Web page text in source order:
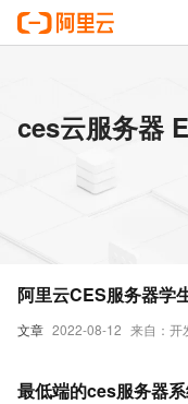
ces云服务器
文章 2022-08-12 来自：开
阿里云CES服务器学
最低端的ces服务器